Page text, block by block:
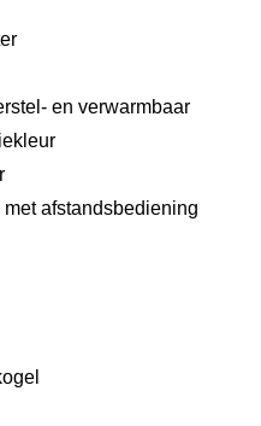
en verwarmbaar
afstandsbediening